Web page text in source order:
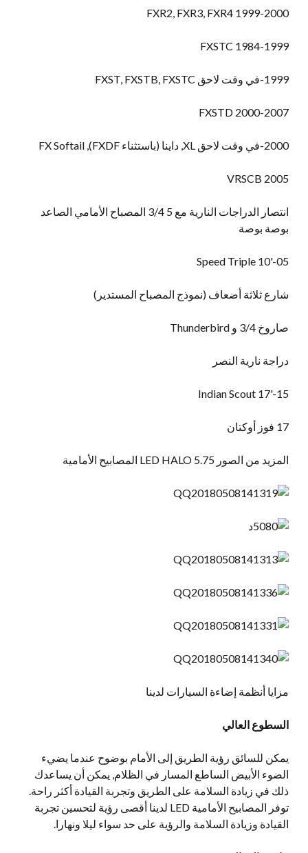
1999-2000 FXR2, FXR3, FXR4
1984-1999 FXSTC
1999-في وقت لاحق FXST, FXSTB, FXSTC
2000-2007 FXSTD
2000-في وقت لاحق XL, داينا (باستثناء FXDF), FX Softail
2005 VRSCB
انتصار الدراجات النارية مع 5 3/4 المصباح الأمامي الصاعد
بوصة بوصة
05-
'10 Speed Triple
شارع ثلاثة أضعاف (نموذج المصباح المستدير)
صاروخ 3/4 و Thunderbird
دراجة نارية النصر
15-
'17 Indian Scout
17 فوز أوكتان
المزيد من الصور 5.75 LED HALO المصابيح الأمامية
مزايا أنظمة إضاءة السيارات لدينا
السطوع العالي
يمكن للسائق رؤية الطريق إلى الأمام بوضوح عندما يضيء
الضوء الأبيض الساطع المسار في الظلام, يمكن أن يساعدك
ذلك في زيادة السلامة على الطريق وتجربة القيادة أكثر راحة.
توفر المصابيح الأمامية LED لدينا أقصى رؤية لتحسين تجربة
القيادة وزيادة السلامة والرؤية على حد سواء ليلا ونهارا.